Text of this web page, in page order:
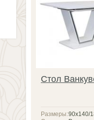
Стол
90х140/
Размеры: